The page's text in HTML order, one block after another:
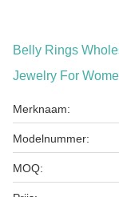
Belly Rings
Jewelry For
Merknaam:
Modelnummer:
MOQ: